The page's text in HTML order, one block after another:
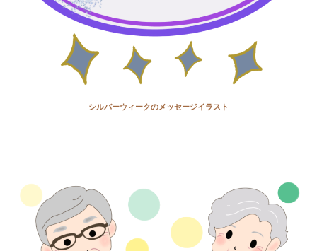
シルバーウィークのメッセージイラスト